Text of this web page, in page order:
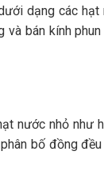
dạng các
bán kính
nước nhỏ như
bố đồng